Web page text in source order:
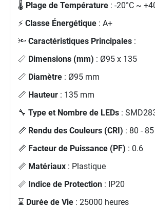
🌡️ Plage de Température: -20°C ~
⚡ Classe Énergétique: A+
🔦 Caractéristiques Principales:
📏 Dimensions (mm) : Ø95 x 135
📏 Diamètre: Ø95 mm
📏 Hauteur: 135 mm
🔧 Type et Nombre de LEDs:
📏 Rendu des Couleurs (CRI) : 80 - 85
📏 Facteur de Puissance (PF) : 0.6
📏 Matériaux: Plastique
📏 Indice de Protection: IP20
⌛ Durée de Vie: 25000 heures